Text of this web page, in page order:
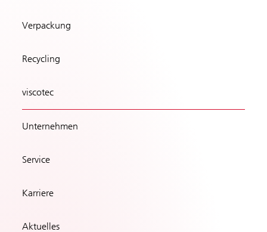
Verpackung
Recycling
viscotec
Unternehmen
Service
Karriere
Aktuelles